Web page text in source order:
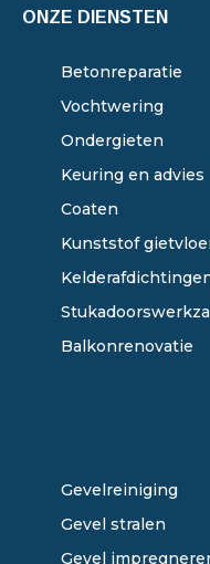
ONZE DIENSTEN
Betonreparatie
Vochtwering
Ondergieten
Keuring en advies
Coaten
Kunststof
Balkonrenovatie
Gevelreiniging
Gevel stralen
Gevel